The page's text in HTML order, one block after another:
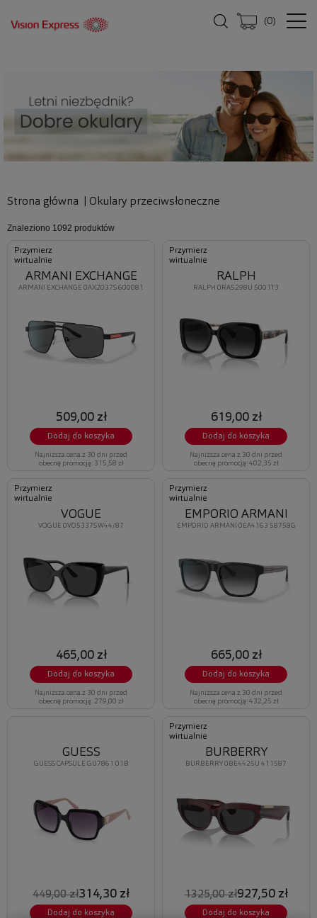
(0)
Strona główna Okulary przeciwsłoneczne
Znaleziono 1092 produktów
Przymierz
wirtualnie
ARMANI EXCHANGE 0AX2037S 600081
ARMANI EXCHANGE
509,00 zł
Dodaj do koszyka
Najniższa cena z 30 dni przed
obecną promocją: 315,58 zł
Przymierz
wirtualnie
RALPH 0RA5298U 5001T3
RALPH
619,00 zł
Dodaj do koszyka
Najniższa cena z 30 dni przed
obecną promocją: 402,35 zł
Przymierz
wirtualnie
VOGUE 0VO5337S W44/87
VOGUE
465,00 zł
Dodaj do koszyka
Najniższa cena z 30 dni przed
obecną promocją: 279,00 zł
Przymierz
wirtualnie
EMPORIO ARMANI 0EA4163 58758G
EMPORIO ARMANI
665,00 zł
Dodaj do koszyka
Najniższa cena z 30 dni przed
obecną promocją: 432,25 zł
GUESS CAPSULE GU7861 01B
GUESS
449,00 zł314,30 zł
Dodaj do koszyka
Przymierz
wirtualnie
BURBERRY 0BE4425U 411587
BURBERRY
1325,00 zł927,50 zł
Dodaj do koszyka